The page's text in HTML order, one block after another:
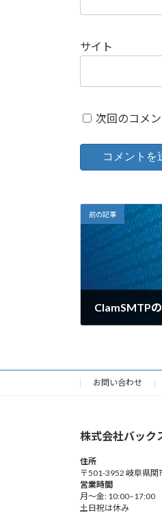
サイト
次回のコメ
前の記事
ClamSMTP
お問い合わせ
株式会社バック
住所
〒501-3952 岐阜県
営業時間
月～金: 10:00–17:00
土日祝は休み